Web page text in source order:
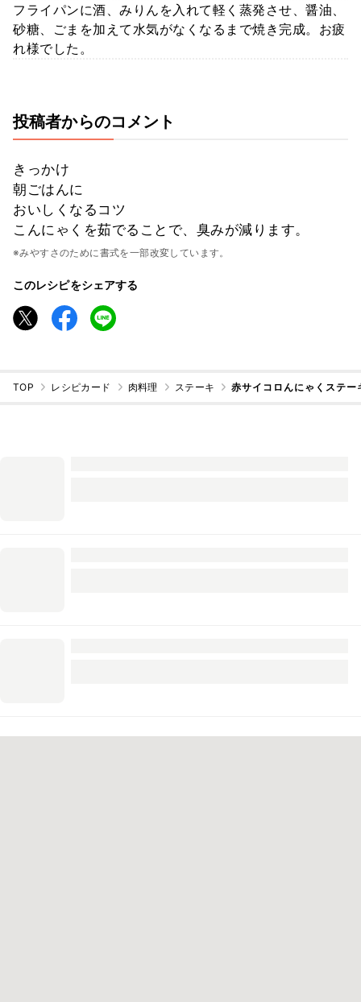
フライパンに酒、みりんを入れて軽く蒸発させ、醤油、
砂糖、ごまを加えて水気がなくなるまで焼き完成。お疲
れ様でした。
投稿者からのコメント
きっかけ
朝ごはんに
おいしくなるコツ
こんにゃくを茹でることで、臭みが減ります。
※みやすさのために書式を一部改変しています。
このレシピをシェアする
TOP レシピカード 肉料理 ステーキ 赤サイコロんにゃくステ